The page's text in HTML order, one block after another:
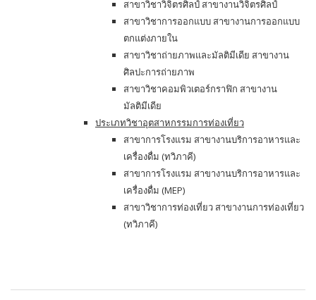
สาขาวิชาวิจิตรศิลป์ สาขางานวิจิตรศิลป์
สาขาวิชาการออกแบบ สาขางานการออกแบบ
ตกแต่งภายใน
สาขาวิชาถ่ายภาพและมัลติมีเดีย สาขางาน
ศิลปะการถ่ายภาพ
สาขาวิชาคอมพิวเตอร์กราฟิก สาขางาน
มัลติมีเดีย
ประเภทวิชาอุตสาหกรรมการท่องเที่ยว
สาขาการโรงแรม สาขางานบริการอาหารและ
เครื่องดื่ม (ทวิภาคี)
สาขาการโรงแรม สาขางานบริการอาหารและ
เครื่องดื่ม (MEP)
สาขาวิชาการท่องเที่ยว สาขางานการท่องเที่ยว
(ทวิภาคี)